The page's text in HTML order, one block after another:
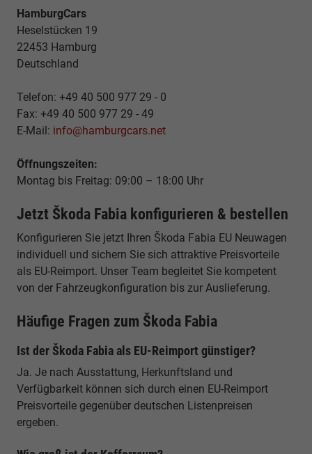
HamburgCars
Heselstücken 19
22453 Hamburg
Deutschland
Telefon: +49 40 500 977 29 - 0
Fax: +49 40 500 977 29 - 49
E-Mail: info@hamburgcars.net
Öffnungszeiten:
Montag bis Freitag: 09:00 – 18:00 Uhr
Jetzt Škoda Fabia konfigurieren & bestellen
Konfigurieren Sie jetzt Ihren Škoda Fabia EU Neuwagen
individuell und sichern Sie sich attraktive Preisvorteile
als EU-Reimport. Unser Team begleitet Sie kompetent
von der Fahrzeugkonfiguration bis zur Auslieferung.
Häufige Fragen zum Škoda Fabia
Ist der Škoda Fabia als EU-Reimport günstiger?
Ja. Je nach Ausstattung, Herkunftsland und
Verfügbarkeit können sich durch einen EU-Reimport
Preisvorteile gegenüber deutschen Listenpreisen
ergeben.